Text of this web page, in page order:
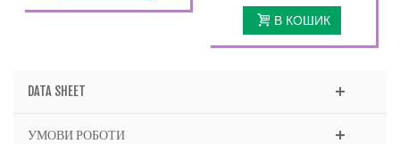
В КОШИК
DATA SHEET
УМОВИ РОБОТИ